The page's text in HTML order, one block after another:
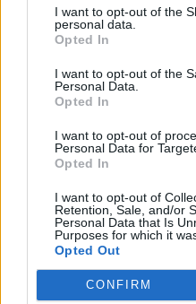
I want to opt-out of the
personal data.
Opted In
I want to opt-out of the
Personal Data.
Opted In
I want to opt-out of
Personal Data for
Opted In
I want to opt-out of
Retention, Sale, and/or
Personal Data that Is
Purposes for which it
Opted Out
CONFIRM
Αποδέχομαι
και την